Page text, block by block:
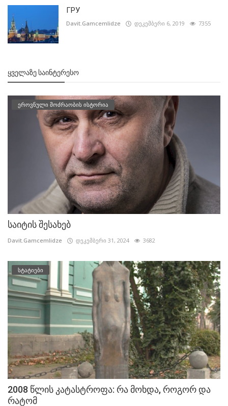
ГРУ
Davit.Gamcemlidze დეკემბერი 6, 2019 7355
ᲧᲕᲔᲚᲐᲖᲔ ᲡᲐᲘᲜᲢᲔᲠᲔᲡᲝ
ეროვნული მოძრაობის ისტორია
საიტის შესახებ
Davit.Gamcemlidze დეკემბერი 31, 2024 3682
სტატიები
2008 წლის კატასტროფა: რა მოხდა, როგორ და
რატომ